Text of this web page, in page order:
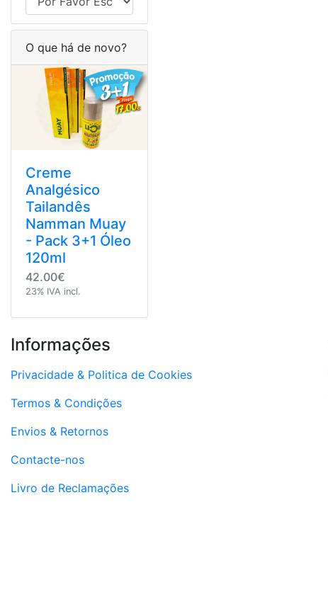
O que há de novo?
Creme
Analgésico
Tailandês
Namman Muay
- Pack 3+1 Óleo
120ml
42.00€
23% IVA incl.
Informações
Privacidade & Politica de Cookies
Termos & Condições
Envios & Retornos
Contacte-nos
Livro de Reclamações